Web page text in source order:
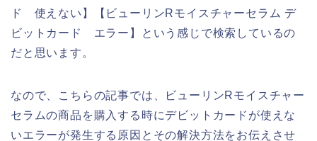
ド 使えない】【ビューリンRモイスチャーセラム デ
ビットカード エラー】という感じで検索しているの
だと思います。
なので、こちらの記事では、ビューリンRモイスチャー
セラムの商品を購入する時にデビットカードが使えな
いエラーが発生する原因とその解決方法をお伝えさせ